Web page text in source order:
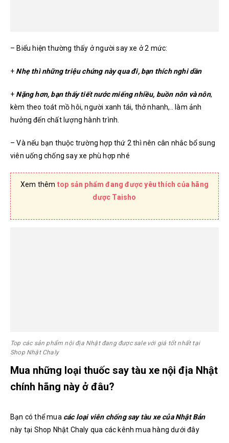
– Biểu hiện thường thấy ở người say xe ở 2 mức:
+ Nhẹ thì những triệu chứng này qua đi, bạn thích nghi dần
+ Nặng hơn, bạn thấy tiết nước miếng nhiều, buồn nôn và nôn,
kèm theo toát mồ hôi, người xanh tái, thở nhanh,.. làm ảnh
hưởng đến chất lượng hành trình.
– Và nếu bạn thuộc trường hợp thứ 2 thì nên cân nhắc bổ sung
viên uống chống say xe phù hợp nhé
Xem thêm top sản phẩm đang được yêu thích của hãng
dược Taisho
Top các sản phẩm nội địa Nhật đang được sale với giá tốt nhất tại
Shop Nhật Chaly
Mua những loại thuốc say tàu xe nội địa Nhật
chính hãng này ở đâu?
Bạn có thể mua các loại viên chống say tàu xe của Nhật Bản
này tại Shop Nhật Chaly qua các kênh mua hàng dưới đây